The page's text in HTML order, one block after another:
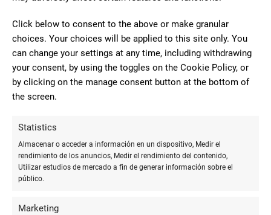
Click below to consent to the above or make granular
choices. Your choices will be applied to this site only. You
can change your settings at any time, including withdrawing
your consent, by using the toggles on the Cookie Policy, or
by clicking on the manage consent button at the bottom of
the screen.
Statistics
Almacenar o acceder a información en un dispositivo, Medir el
rendimiento de los anuncios, Medir el rendimiento del contenido,
Utilizar estudios de mercado a fin de generar información sobre el
público.
Marketing
Carolina
10
Trato muy cercano, buen servicio
Muy amable y simpática en el trato